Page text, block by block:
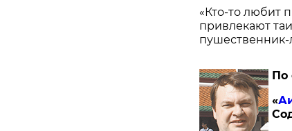
«Кто-то любит
привлекают
По
«